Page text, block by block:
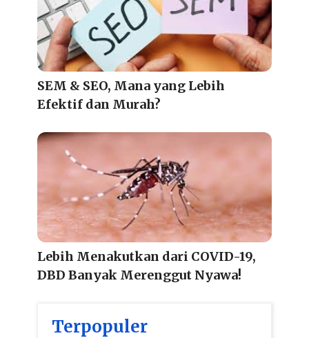
SEM & SEO, Mana yang Lebih
Efektif dan Murah?
Lebih Menakutkan dari COVID-19,
DBD Banyak Merenggut Nyawa!
Terpopuler